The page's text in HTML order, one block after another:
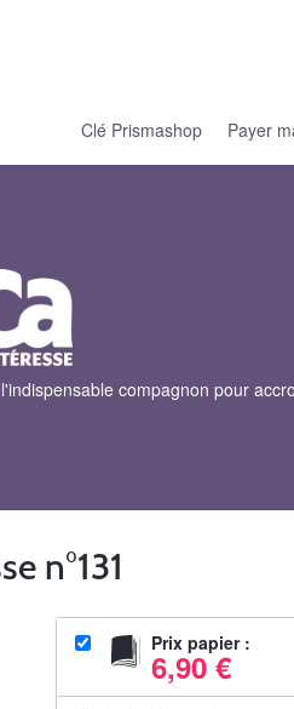
Clé Prismashop Payer
compagnon pour
n°131
Prix papier :
6,90 €